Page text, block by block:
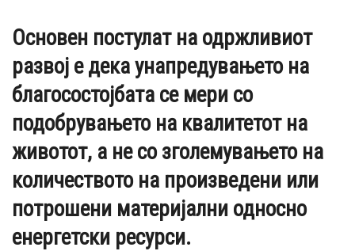
Основен постулат на одржливиот
развој е дека унапредувањето на
благосостојбата се мери со
подобрувањето на квалитетот на
животот, а не со зголемувањето на
количеството на произведени или
потрошени материјални односно
енергетски ресурси.